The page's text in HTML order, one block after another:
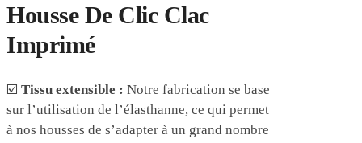
Housse De Clic Clac
Imprimé
☑️ Tissu extensible : Notre fabrication se base
sur l’utilisation de l’élasthanne, ce qui permet
à nos housses de s’adapter à un grand nombre